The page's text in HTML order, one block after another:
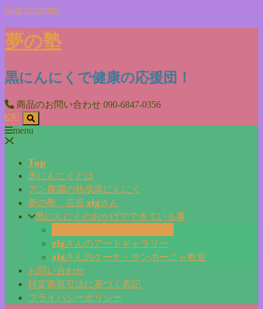
Skip to content
夢の塾
黒にんにくで健康の応援団！
商品のお問い合わせ 090-6847-0356
menu
Top
黒にんにくとは
アン農園の熟成黒にんにく
夢の塾 店長 zigさん
黒にんにくのおかげでできている事
zigさんのアートギャラリー
zigさんのケーナ・サンポーニャ教室
お問い合わせ
特定商取引法に基づく表記
プライバシーポリシー